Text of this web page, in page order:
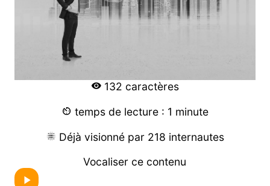
132 caractères
temps de lecture : 1 minute
Déjà visionné par 218 internautes
Vocaliser ce contenu